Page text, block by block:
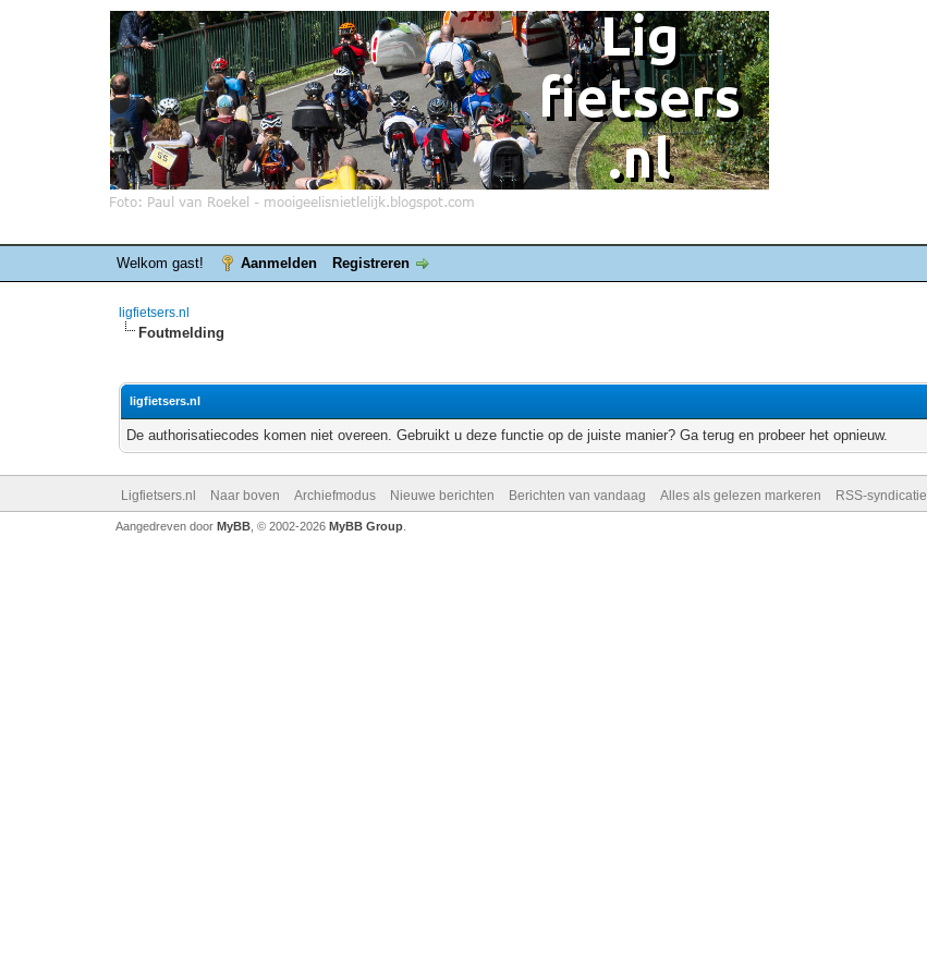
Welkom gast! Aanmelden Registreren
ligfietsers.nl
Foutmelding
ligfietsers.nl
De authorisatiecodes komen niet overeen. Gebruikt u deze functie op de juiste manier? Ga terug en probeer het opnieuw.
Ligfietsers.nl Naar boven Archiefmodus Nieuwe berichten Berichten van vandaag Alles als gelezen markeren RSS-syndicatie
Aangedreven door MyBB, © 2002-2026 MyBB Group.